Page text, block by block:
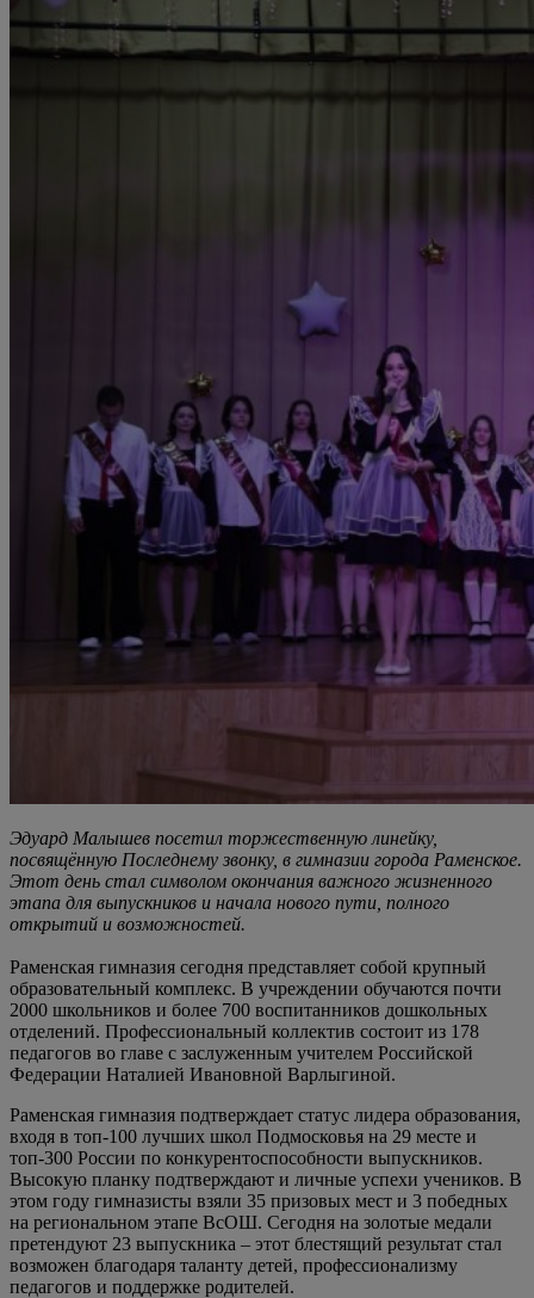
Эдуард Малышев посетил торжественную линейку,
посвящённую Последнему звонку, в гимназии города Раменское.
Этот день стал символом окончания важного жизненного
этапа для выпускников и начала нового пути, полного
открытий и возможностей.
Раменская гимназия сегодня представляет собой крупный
образовательный комплекс. В учреждении обучаются почти
2000 школьников и более 700 воспитанников дошкольных
отделений. Профессиональный коллектив состоит из 178
педагогов во главе с заслуженным учителем Российской
Федерации Наталией Ивановной Варлыгиной.
Раменская гимназия подтверждает статус лидера образования,
входя в топ-100 лучших школ Подмосковья на 29 месте и
топ-300 России по конкурентоспособности выпускников.
Высокую планку подтверждают и личные успехи учеников. В
этом году гимназисты взяли 35 призовых мест и 3 победных
на региональном этапе ВсОШ. Сегодня на золотые медали
претендуют 23 выпускника – этот блестящий результат стал
возможен благодаря таланту детей, профессионализму
педагогов и поддержке родителей.